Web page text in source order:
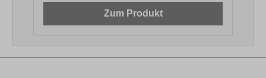
Zum Produkt